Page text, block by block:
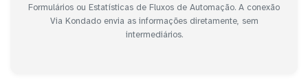
Formulários ou Estatísticas de Fluxos de Automação. A conexão
Via Kondado envia as informações diretamente, sem
intermediários.